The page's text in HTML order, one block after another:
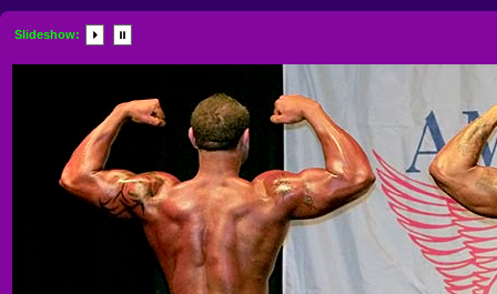
Slideshow: